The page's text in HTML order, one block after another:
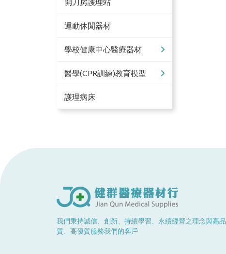
運動休閒器材
學校健康中心醫療器材
醫學(CPR訓練)教育模型
護理病床
我們秉持誠信、創新、持續學習、永續經營之理念與高品
質、高優質服務我們的客戶